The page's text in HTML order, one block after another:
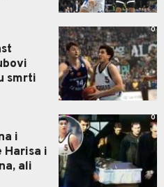
smrti
0
i
Harisa i
ali
0